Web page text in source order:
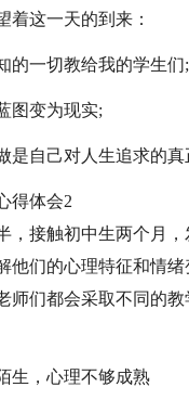
着这一天的到来：
的一切教给我的学生们;
图变为现实;
是自己对人生追求的真
得体会2
，接触初中生两个月
他们的心理特征和情
师们都会采取不同的
生，心理不够成熟